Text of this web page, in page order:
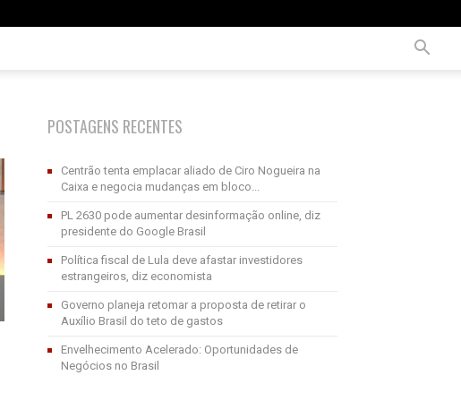
POSTAGENS RECENTES
Centrão tenta emplacar aliado de Ciro Nogueira na
Caixa e negocia mudanças em bloco...
PL 2630 pode aumentar desinformação online, diz
presidente do Google Brasil
Política fiscal de Lula deve afastar investidores
estrangeiros, diz economista
Governo planeja retomar a proposta de retirar o
Auxílio Brasil do teto de gastos
Envelhecimento Acelerado: Oportunidades de
Negócios no Brasil